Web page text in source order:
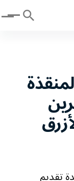
Menu
تقديم